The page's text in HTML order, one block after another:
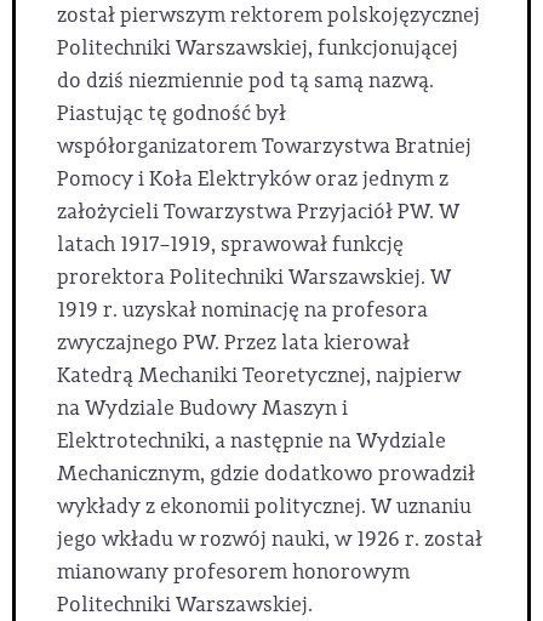
został pierwszym rektorem polskojęzycznej
Politechniki Warszawskiej, funkcjonującej
do dziś niezmiennie pod tą samą nazwą.
Piastując tę godność był
współorganizatorem Towarzystwa Bratniej
Pomocy i Koła Elektryków oraz jednym z
założycieli Towarzystwa Przyjaciół PW. W
latach 1917–1919, sprawował funkcję
prorektora Politechniki Warszawskiej. W
1919 r. uzyskał nominację na profesora
zwyczajnego PW. Przez lata kierował
Katedrą Mechaniki Teoretycznej, najpierw
na Wydziale Budowy Maszyn i
Elektrotechniki, a następnie na Wydziale
Mechanicznym, gdzie dodatkowo prowadził
wykłady z ekonomii politycznej. W uznaniu
jego wkładu w rozwój nauki, w 1926 r. został
mianowany profesorem honorowym
Politechniki Warszawskiej.